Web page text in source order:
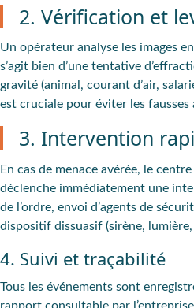
2. Vérification et
Un opérateur analyse les images
s’agit bien d’une tentative
gravité (animal, courant d’air,
est cruciale pour éviter les fausses
3. Intervention
En cas de menace avérée, le
déclenche immédiatement une
de l’ordre, envoi d’agents de
dispositif dissuasif (sirène,
4. Suivi et traçabilité
Tous les événements sont
rapport consultable par